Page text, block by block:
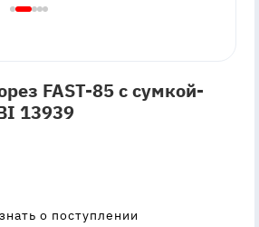
FAST-85 с сумкой-
13939
о поступлении